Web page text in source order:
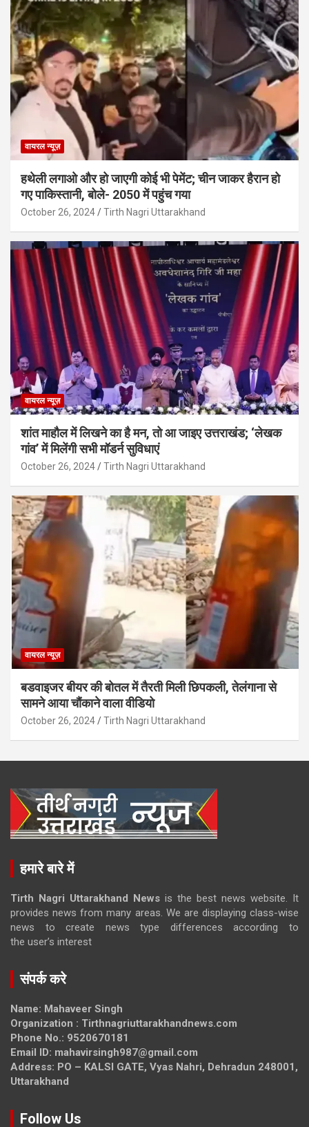
वायरल न्यूज़
हथेली लगाओ और हो जाएगी कोई भी पेमेंट; चीन जाकर हैरान हो
गए पाकिस्तानी, बोले- 2050 में पहुंच गया
October 26, 2024 Tirth Nagri Uttarakhand
वायरल न्यूज़
शांत माहौल में लिखने का है मन, तो आ जाइए उत्तराखंड; ‘लेखक
गांव’ में मिलेंगी सभी मॉडर्न सुविधाएं
October 26, 2024 Tirth Nagri Uttarakhand
वायरल न्यूज़
बडवाइजर बीयर की बोतल में तैरती मिली छिपकली, तेलंगाना से
सामने आया चौंकाने वाला वीडियो
October 26, 2024 Tirth Nagri Uttarakhand
हमारे बारे में
Tirth Nagri Uttarakhand News is the best news website. It
provides news from many areas. We are displaying class-wise
news to create news type differences according to
the user’s interest
संपर्क करे
Name: Mahaveer Singh
Organization : Tirthnagriuttarakhandnews.com
Phone No.: 9520670181
Email ID: mahavirsingh987@gmail.com
Address: PO – KALSI GATE, Vyas Nahri, Dehradun 248001,
Uttarakhand
Follow Us